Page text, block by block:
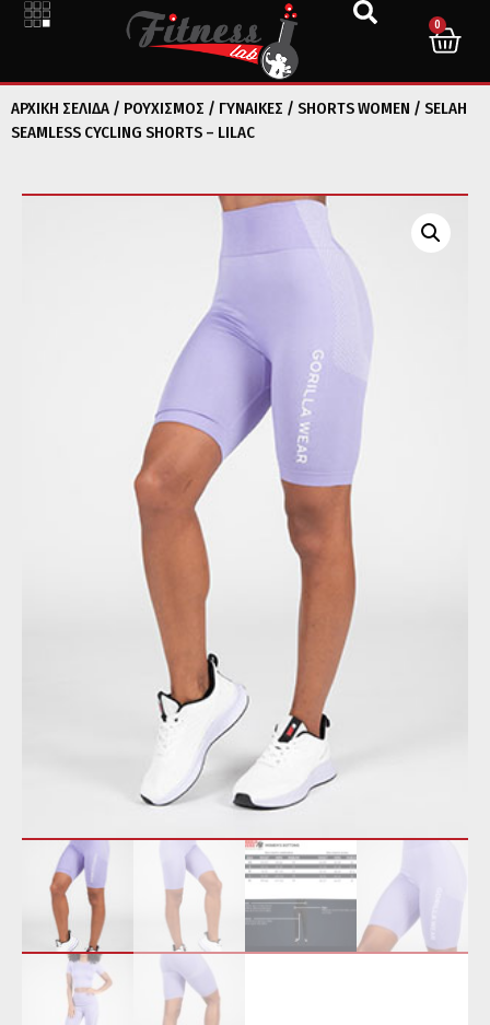
0
ΑΡΧΙΚΉ ΣΕΛΊΔΑ / ΡΟΥΧΙΣΜΟΣ / ΓΥΝΑΙΚΕΣ / SHORTS WOMEN / SELAH
SEAMLESS CYCLING SHORTS – LILAC